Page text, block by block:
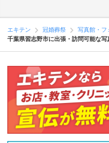
エキテン 冠婚葬祭
写真館・フ
千葉県習志野市に出張・訪問可能な